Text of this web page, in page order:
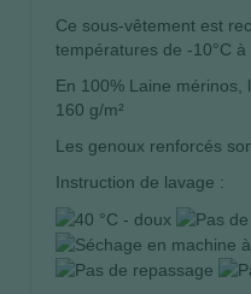
Ce sous-vêtement est
températures de -10°C à
En 100% Laine mérinos,
160 g/m²
Les genoux renforcés
Instruction de lavage :